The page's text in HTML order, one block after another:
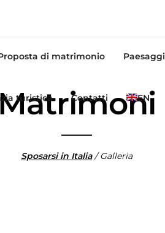
di matrimonio Paesaggi
turistica Contatti EN
Sposarsi in Italia/ Galleria